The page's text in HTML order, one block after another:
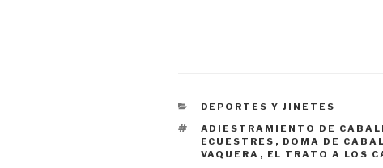
CATEGORÍAS
DEPORTES Y JINETES
ETIQUETAS
ADIESTRAMIENTO DE
ECUESTRES , DOMA DE
VAQUERA , EL TRATO A LOS